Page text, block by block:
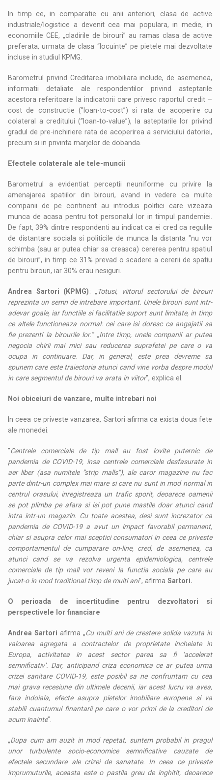
In timp ce, in comparatie cu anii anteriori, clasa de active
industriale/logistice a devenit cea mai populara, in medie, in
economiile CEE, „cladirile de birouri” au ramas clasa de active
preferata, urmata de clasa “locuinte” pe pietele mai dezvoltate
incluse in studiul KPMG.
Barometrul privind Creditarea imobiliara include, de asemenea,
informatii detaliate ale respondentilor privind asteptarile
acestora referitoare la indicatorii care privesc raportul credit –
cost de constructie (”loan-to-cost”) si rata de acoperire cu
colateral a creditului (”loan-to-value”), la asteptarile lor privind
gradul de pre-inchiriere rata de acoperirea a serviciului datoriei,
precum si in privinta marjelor de dobanda.
Efectele colaterale ale tele-muncii
Barometrul a evidentiat perceptii neuniforme cu privire la
amenajarea spatiilor din birouri, avand in vedere ca multe
companii de pe continent au introdus politici care vizeaza
munca de acasa pentru tot personalul lor in timpul pandemiei.
De fapt, 39% dintre respondenti au indicat ca ei cred ca regulile
de distantare sociala si politicile de munca la distanta "nu vor
schimba (sau ar putea chiar sa creasca) cererea pentru spatiul
de birouri”, in timp ce 31% prevad o scadere a cererii de spatiu
pentru birouri, iar 30% erau nesiguri.
Andrea Sartori (KPMG): „Totusi, viitorul sectorului de birouri
reprezinta un semn de intrebare important. Unele birouri sunt intr-
adevar goale, iar functiile si facilitatile suport sunt limitate, in timp
ce altele functioneaza normal: cei care isi doresc ca angajatii sa
fie prezenti la birourile lor.” „Intre timp, unele companii ar putea
negocia chirii mai mici sau reducerea suprafetei pe care o va
ocupa in continuare. Dar, in general, este prea devreme sa
spunem care este traiectoria atunci cand vine vorba despre modul
in care segmentul de birouri va arata in viitor”, explica el.
Noi obiceiuri de vanzare, multe intrebari noi
In ceea ce priveste vanzarea, Sartori afirma ca exista doua fete
ale monedei.
”Centrele comerciale de tip mall au fost lovite puternic de
pandemia de COVID-19, insa centrele comerciale desfasurate in
aer liber (asa numitele ”strip malls”), ale caror magazine nu fac
parte dintr-un complex mai mare si care nu sunt in mod normal in
centrul orasului, inregistreaza un trafic sporit, deoarece oamenii
se pot plimba pe afara si isi pot pune mastile doar atunci cand
intra intr-un magazin. Cu toate acestea, desi sunt increzator ca
pandemia de COVID-19 a avut un impact favorabil permanent,
chiar si asupra celor mai sceptici consumatori in ceea ce priveste
comportamentul de cumparare on-line, cred, de asemenea, ca
atunci cand se va rezolva urgenta epidemiologica, centrele
comerciale de tip mall vor reveni la functia sociala pe care au
jucat-o in mod traditional timp de multi ani”, afirmaSartori.
O perioada de incertitudine pentru dezvoltatori si
perspectivele lor financiare
Andrea Sartori afirma „Cu multi ani de crestere solida vazuta in
valoarea agregata a contractelor de proprietate incheiate in
Europa, activitatea in acest sector parea sa fi ‘accelerat
semnificativ’. Dar, anticipand criza economica ce ar putea urma
crizei sanitare COVID-19, este posibil sa ne confruntam cu cea
mai grava recesiune din ultimele decenii, iar acest lucru va avea,
fara indoiala, efecte asupra pietelor imobiliare europene si va
stabili cuantumul finantarii pe care o vor primi de la creditori de
acum inainte”.
„Dupa cum am auzit in mod repetat, suntem probabil in pragul
unor turbulente socio-economice semnificative cauzate de
efectele secundare ale crizei de sanatate. In ceea ce priveste
imprumuturile, aceasta este o pastila greu de inghitit, deoarece